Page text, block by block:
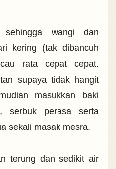
wangi dan
kering (tak dibancuh
rata cepat cepat.
supaya tidak hangit
masukkan baki
serbuk perasa serta
sekali masak mesra.
terung dan sedikit air